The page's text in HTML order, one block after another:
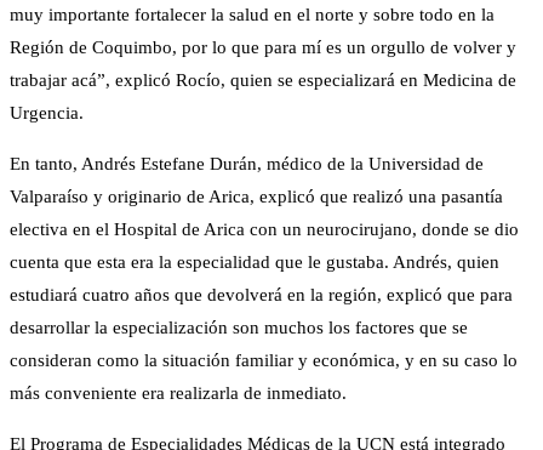
muy importante fortalecer la salud en el norte y sobre todo en la
Región de Coquimbo, por lo que para mí es un orgullo de volver y
trabajar acá”, explicó Rocío, quien se especializará en Medicina de
Urgencia.
En tanto, Andrés Estefane Durán, médico de la Universidad de
Valparaíso y originario de Arica, explicó que realizó una pasantía
electiva en el Hospital de Arica con un neurocirujano, donde se dio
cuenta que esta era la especialidad que le gustaba. Andrés, quien
estudiará cuatro años que devolverá en la región, explicó que para
desarrollar la especialización son muchos los factores que se
consideran como la situación familiar y económica, y en su caso lo
más conveniente era realizarla de inmediato.
El Programa de Especialidades Médicas de la UCN está integrado